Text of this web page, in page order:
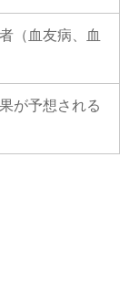
（血友病、血
が予想される